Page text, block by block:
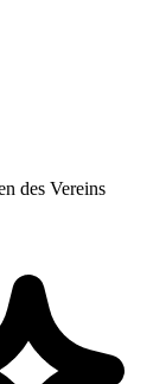
des Vereins